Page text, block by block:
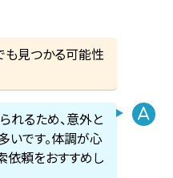
見つかる可能性
れるため、意外と
いです。体調が心
頼をおすすめし